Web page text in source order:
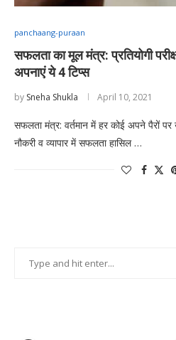
panchaang-puraan
सफलता का मूल मंत्र: प्रतियोगी
अपनाएं ये 4 टिप्स
by Sneha Shukla April 10, 2021
सफलता मंत्र: वर्तमान में हर कोई अपने पैरों पर
नौकरी व व्यापार में सफलता हासिल …